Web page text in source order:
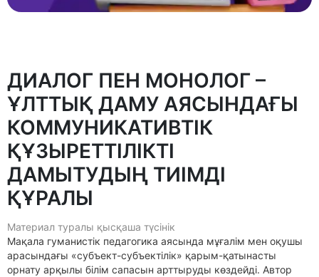
ДИАЛОГ ПЕН МОНОЛОГ –
ҰЛТТЫҚ ДАМУ АЯСЫНДАҒЫ
КОММУНИКАТИВТІК
ҚҰЗЫРЕТТІЛІКТІ
ДАМЫТУДЫҢ ТИІМДІ
ҚҰРАЛЫ
Материал туралы қысқаша түсінік
Мақала гуманистік педагогика аясында мұғалім мен оқушы
арасындағы «субъект-субъектілік» қарым-қатынасты
орнату арқылы білім сапасын арттыруды көздейді. Автор